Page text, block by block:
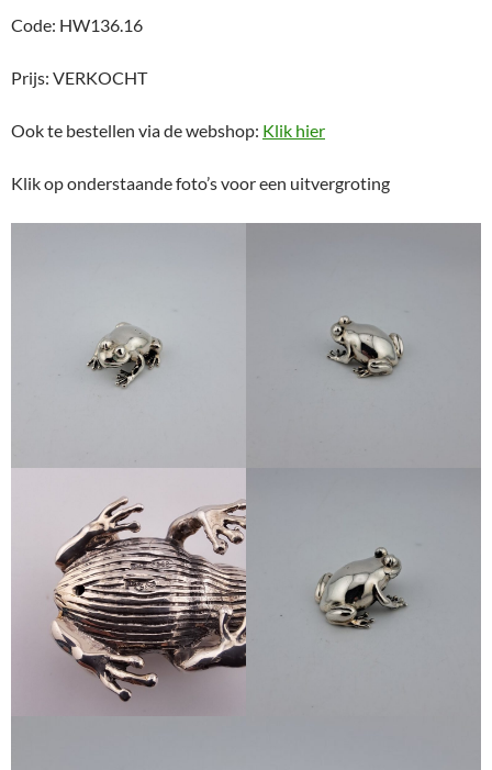
Code: HW136.16
Prijs: VERKOCHT
Ook te bestellen via de webshop: Klik hier
Klik op onderstaande foto’s voor een uitvergroting